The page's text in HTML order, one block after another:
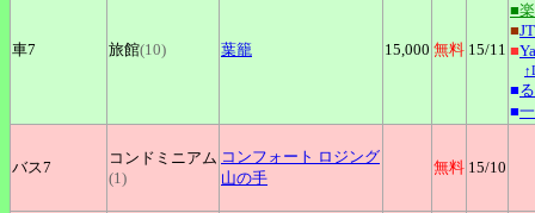
車7 旅館(10) 葉籠 15,000 無料 15/11
■
■
■
■
■
バス7
コンドミニアム
(1)
コンフォート ロジング
山の手
無料 15/10